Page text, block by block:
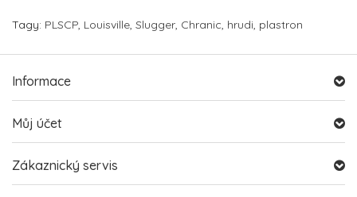
Tagy: PLSCP, Louisville, Slugger, Chranic, hrudi, plastron
Informace
Můj účet
Zákaznický servis